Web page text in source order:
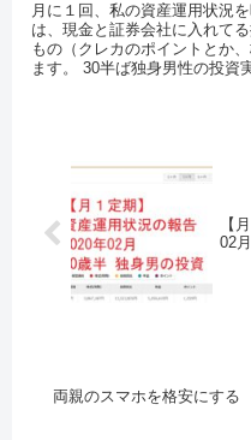
月に１回、私の資産運用状況
は、現金と証券会社に入れて
もの（クレカのポイントとか
ます。 30半ば独身男性の投資
【
02
両親のスマホを格安にす